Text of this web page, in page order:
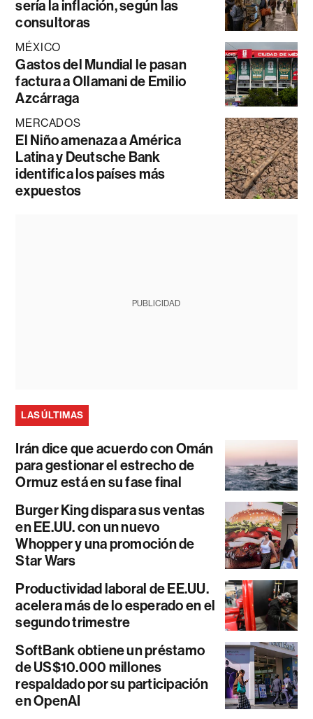
sería la inflación, según las
consultoras
MÉXICO
Gastos del Mundial le pasan
factura a Ollamani de Emilio
Azcárraga
MERCADOS
El Niño amenaza a América
Latina y Deutsche Bank
identifica los países más
expuestos
PUBLICIDAD
LAS ÚLTIMAS
Irán dice que acuerdo con Omán
para gestionar el estrecho de
Ormuz está en su fase final
Burger King dispara sus ventas
en EE.UU. con un nuevo
Whopper y una promoción de
Star Wars
Productividad laboral de EE.UU.
acelera más de lo esperado en el
segundo trimestre
SoftBank obtiene un préstamo
de US$10.000 millones
respaldado por su participación
en OpenAI